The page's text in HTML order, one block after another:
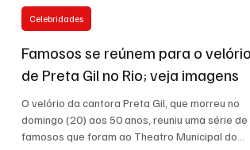
Famosos se reúnem para o velório
de Preta Gil no Rio; veja imagens
O velório da cantora Preta Gil, que morreu no
domingo (20) aos 50 anos, reuniu uma série de
famosos que foram ao Theatro Municipal do
Celebridades